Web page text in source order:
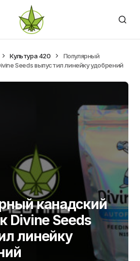
Культура 420
Популярный
Seeds выпустил линейку удобрений
канадский
Divine Seeds
линейку